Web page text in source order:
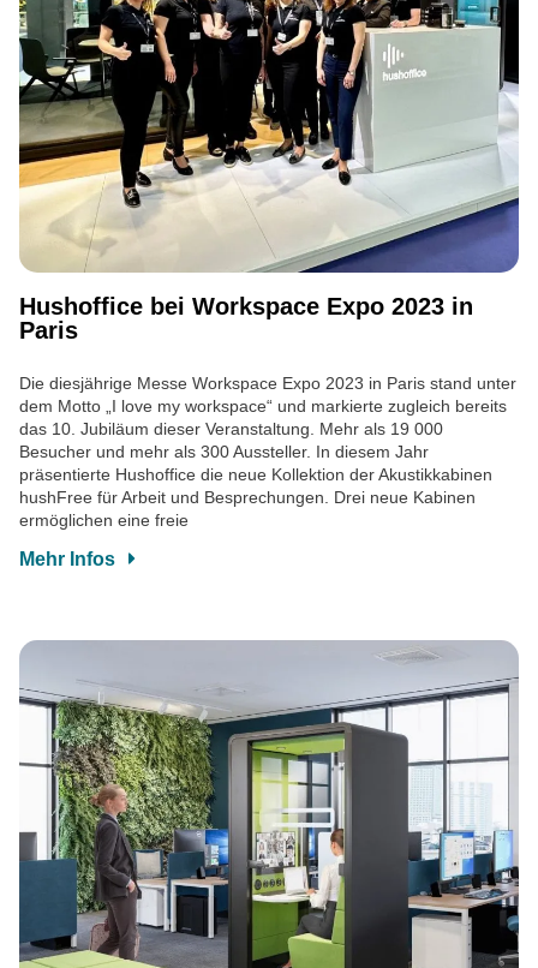
Hushoffice bei Workspace Expo 2023 in
Paris
Die diesjährige Messe Workspace Expo 2023 in Paris stand unter
dem Motto „I love my workspace“ und markierte zugleich bereits
das 10. Jubiläum dieser Veranstaltung. Mehr als 19 000
Besucher und mehr als 300 Aussteller. In diesem Jahr
präsentierte Hushoffice die neue Kollektion der Akustikkabinen
hushFree für Arbeit und Besprechungen. Drei neue Kabinen
ermöglichen eine freie
Mehr Infos